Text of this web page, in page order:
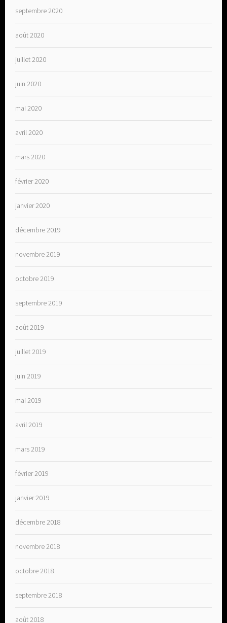
septembre 2020
août 2020
juillet 2020
juin 2020
mai 2020
avril 2020
mars 2020
février 2020
janvier 2020
décembre 2019
novembre 2019
octobre 2019
septembre 2019
août 2019
juillet 2019
juin 2019
mai 2019
avril 2019
mars 2019
février 2019
janvier 2019
décembre 2018
novembre 2018
octobre 2018
septembre 2018
août 2018